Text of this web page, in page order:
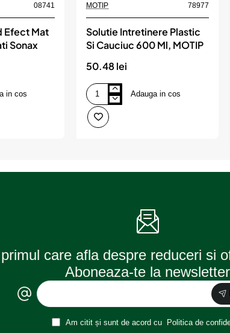
08741
Efect Mat
Sonax
in cos
MOTIP 78977
Solutie Intretinere Plastic
Si Cauciuc 600 Ml, MOTIP
50.48 lei
Solutie
Intretinere
Plastic
Si
Adauga in cos
care afla despre reduceri si
Aboneaza-te la newsletter
Am citit și sunt de acord cu Politica de